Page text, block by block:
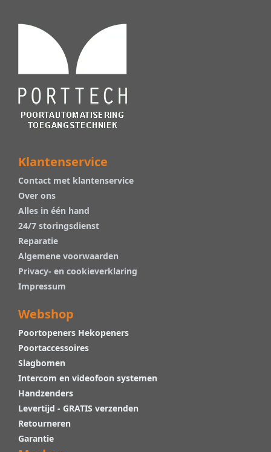
Klantenservice
Contact met klantenservice
Over ons
Alles in één hand
24/7 storingsdienst
Reparatie
Algemene voorwaarden
Privacy- en cookieverklaring
Impressum
Webshop
Poortopeners Hekopeners
Poortaccessoires
Slagbomen
Intercom en videofoon systemen
Handzenders
Levertijd - GRATIS verzenden
Retourneren
Garantie